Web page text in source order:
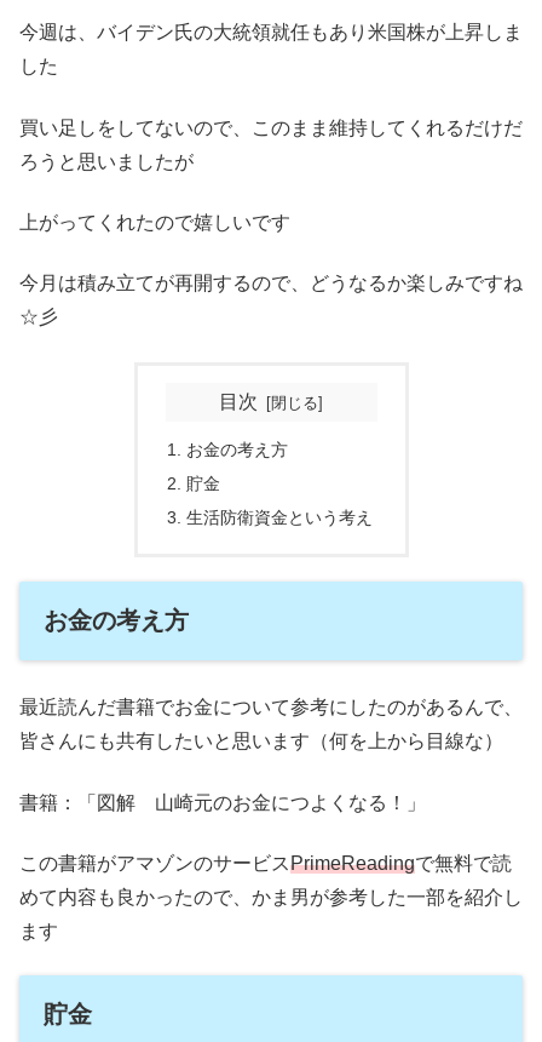
今週は、バイデン氏の大統領就任もあり米国株が上昇しま
した
買い足しをしてないので、このまま維持してくれるだけだ
ろうと思いましたが
上がってくれたので嬉しいです
今月は積み立てが再開するので、どうなるか楽しみですね
☆彡
目次
お金の考え方
貯金
生活防衛資金という考え
お金の考え方
最近読んだ書籍でお金について参考にしたのがあるんで、
皆さんにも共有したいと思います（何を上から目線な）
書籍：「図解 山崎元のお金につよくなる！」
この書籍がアマゾンのサービスPrimeReadingで無料で読
めて内容も良かったので、かま男が参考した一部を紹介し
ます
貯金